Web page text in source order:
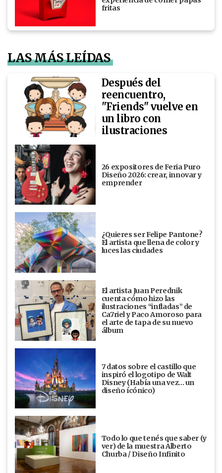
fritas
LAS MÁS LEÍDAS
Después del
reencuentro,
"Friends" vuelve en
un libro con
ilustraciones
26 expositores de Feria Puro
Diseño 2026: crear, innovar y
emprender
¿Quieres ser Felipe Pantone?
El artista que llena de color y
luces las ciudades
El artista Juan Perednik
cuenta cómo hizo las
ilustraciones “infladas” de
Ca7riel y Paco Amoroso para
el arte de tapa de su nuevo
álbum
7 datos sobre el castillo que
inspiró el logotipo de Walt
Disney (Había una vez... un
diseño ícónico)
Todo lo que tenés que saber (y
ver) de la muestra Alberto
Churba / Diseño Infinito